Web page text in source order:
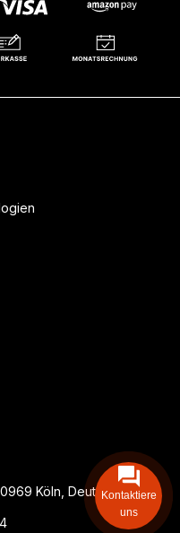
Köln, Deutschland
Kontaktiere
uns